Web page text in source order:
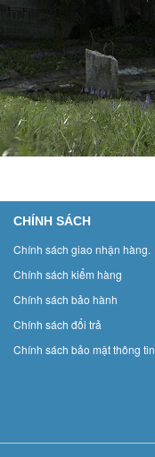
CHÍNH SÁCH
Chính sách giao nhận hàng.
Chính sách kiểm hàng
Chính sách bảo hành
Chính sách đổi trả
Chính sách bảo mật thông tin